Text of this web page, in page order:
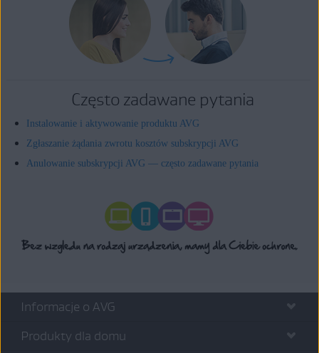
Często zadawane pytania
Instalowanie i aktywowanie produktu AVG
Zgłaszanie żądania zwrotu kosztów subskrypcji AVG
Anulowanie subskrypcji AVG — często zadawane pytania
Informacje o AVG
Produkty dla domu